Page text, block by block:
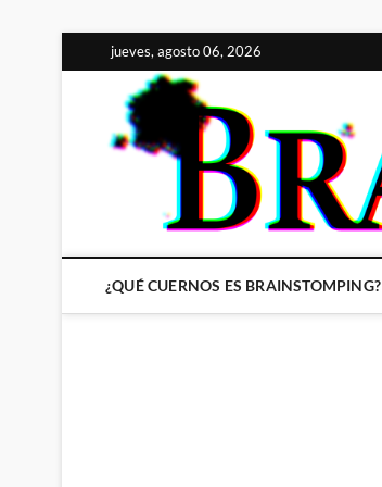
al
contenido
jueves, agosto 06, 2026
¿QUÉ CUERNOS ES BRAINSTOMPING?